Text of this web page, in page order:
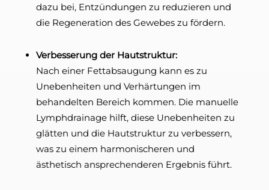
dazu bei, Entzündungen zu reduzieren und
die Regeneration des Gewebes zu fördern.
Verbesserung der Hautstruktur:
Nach einer Fettabsaugung kann es zu
Unebenheiten und Verhärtungen im
behandelten Bereich kommen. Die manuelle
Lymphdrainage hilft, diese Unebenheiten zu
glätten und die Hautstruktur zu verbessern,
was zu einem harmonischeren und
ästhetisch ansprechenderen Ergebnis führt.